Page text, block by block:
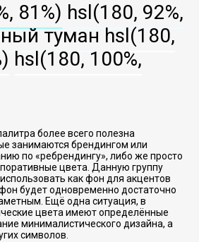
81%) hsl(180, 92%,
туман hsl(180,
hsl(180, 100%,
более всего полезна
занимаются брендингом или
по
ребрендингу , либо же просто
цвета. Данную группу
как фон для акцентов
будет одновременно достаточно
Ещё одна ситуация, в
цвета имеют определённые
минималистического дизайна, а
символов.